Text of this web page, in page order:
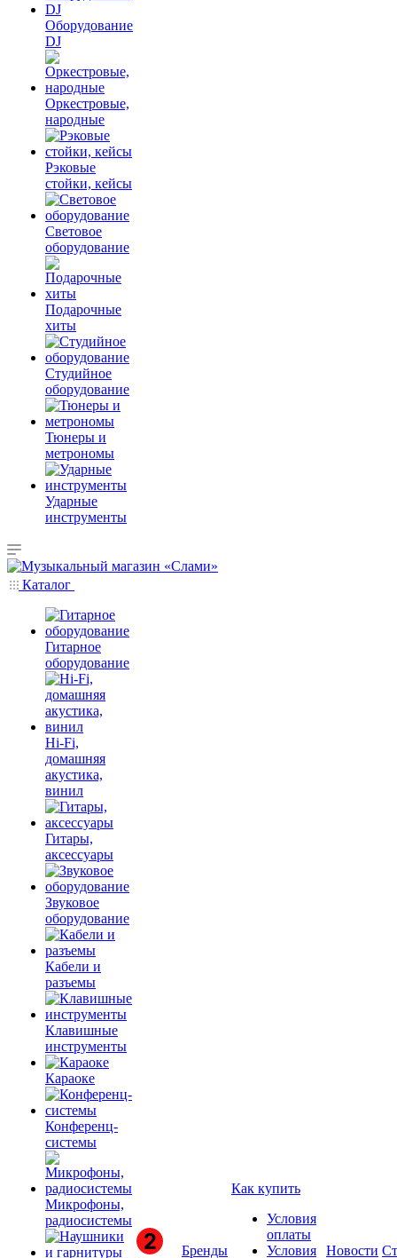
Оборудование
DJ
Оркестровые,
народные
Рэковые
стойки, кейсы
Световое
оборудование
Подарочные
хиты
Студийное
оборудование
Тюнеры и
метрономы
Ударные
инструменты
Каталог
Гитарное
оборудование
Hi-Fi,
домашняя
акустика,
винил
Гитары,
аксессуары
Звуковое
оборудование
Кабели и
разъемы
Клавишные
инструменты
Караоке
Конференц-
системы
Микрофоны,
радиосистемы
Бренды
Как купить
Условия
оплаты
Условия
Новости